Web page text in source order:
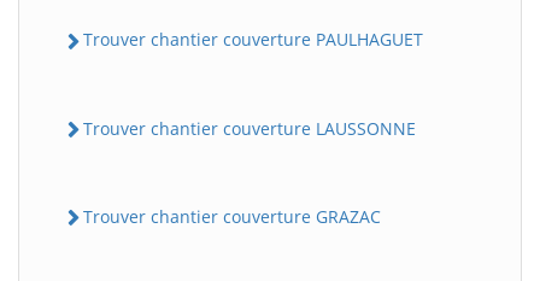
Trouver chantier couverture PAULHAGUET
Trouver chantier couverture LAUSSONNE
Trouver chantier couverture GRAZAC